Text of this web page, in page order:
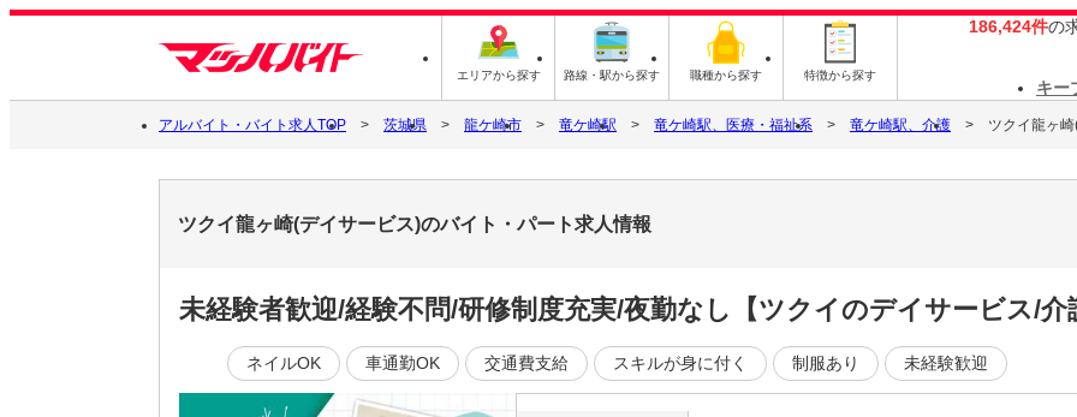
エリアから探す 路線・駅から探す 職種から探す 特徴から探す
186,424件の
キー
アルバイト・バイト求人TOP 茨城県 龍ケ崎市 竜ケ崎駅 竜ケ崎駅、医療・福祉系 竜ケ崎駅、介護 ツクイ龍ヶ
ツクイ龍ヶ崎(デイサービス)のバイト・パート求人情報
未経験者歓迎/経験不問/研修制度充実/夜勤なし【ツクイのデイサービス/
ネイルOK 車通勤OK 交通費支給 スキルが身に付く 制服あり 未経験歓迎